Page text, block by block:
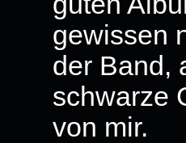
gewissen
der Band,
schwarze
von mir.